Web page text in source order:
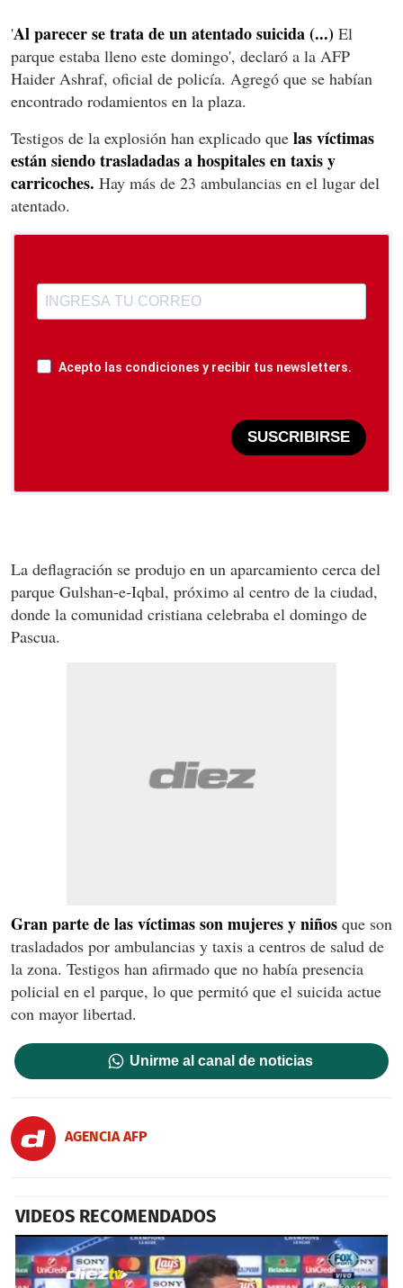
'Al parecer se trata de un atentado suicida (...) El
parque estaba lleno este domingo', declaró a la AFP
Haider Ashraf, oficial de policía. Agregó que se habían
encontrado rodamientos en la plaza.
Testigos de la explosión han explicado que las víctimas
están siendo trasladadas a hospitales en taxis y
carricoches. Hay más de 23 ambulancias en el lugar del
atentado.
Acepto las condiciones y recibir tus newsletters.
SUSCRIBIRSE
La deflagración se produjo en un aparcamiento cerca del
parque Gulshan-e-Iqbal, próximo al centro de la ciudad,
donde la comunidad cristiana celebraba el domingo de
Pascua.
Gran parte de las víctimas son mujeres y niños que son
trasladados por ambulancias y taxis a centros de salud de
la zona. Testigos han afirmado que no había presencia
policial en el parque, lo que permitó que el suicida actue
con mayor libertad.
Unirme al canal de noticias
AGENCIA AFP
VIDEOS RECOMENDADOS